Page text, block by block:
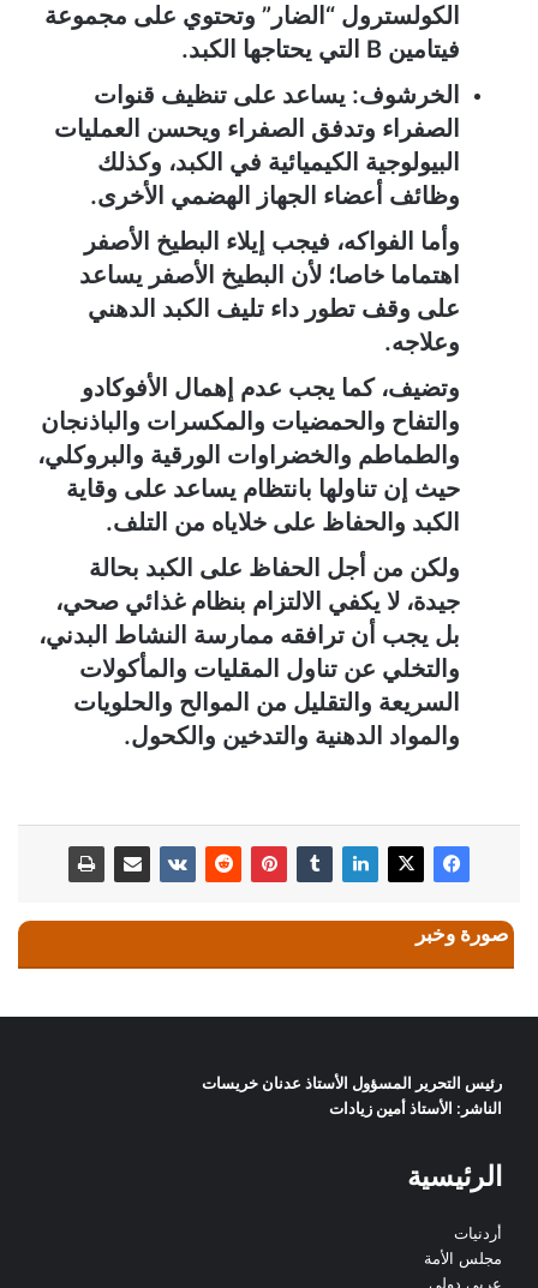
الكولسترول “الضار” وتحتوي على مجموعة
فيتامين B التي يحتاجها الكبد.
الخرشوف: يساعد على تنظيف قنوات
الصفراء وتدفق الصفراء ويحسن العمليات
البيولوجية الكيميائية في الكبد، وكذلك
وظائف أعضاء الجهاز الهضمي الأخرى.
وأما الفواكه، فيجب إيلاء البطيخ الأصفر
اهتماما خاصا؛ لأن البطيخ الأصفر يساعد
على وقف تطور داء تليف الكبد الدهني
وعلاجه.
وتضيف، كما يجب عدم إهمال الأفوكادو
والتفاح والحمضيات والمكسرات والباذنجان
والطماطم والخضراوات الورقية والبروكلي،
حيث إن تناولها بانتظام يساعد على وقاية
الكبد والحفاظ على خلاياه من التلف.
ولكن من أجل الحفاظ على الكبد بحالة
جيدة، لا يكفي الالتزام بنظام غذائي صحي،
بل يجب أن ترافقه ممارسة النشاط البدني،
والتخلي عن تناول المقليات والمأكولات
السريعة والتقليل من الموالح والحلويات
والمواد الدهنية والتدخين والكحول.
صورة وخبر
رئيس التحرير المسؤول الأستاذ عدنان خريسات
الناشر: الأستاذ أمين زيادات
الرئيسية
أردنيات
مجلس الأمة
عربي دولي